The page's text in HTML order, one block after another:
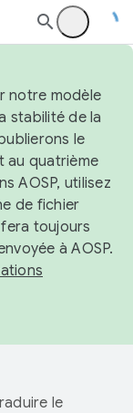
notre modèle
stabilité de la
le
au quatrième
AOSP, utilisez
de fichier
fera toujours
à AOSP.
le